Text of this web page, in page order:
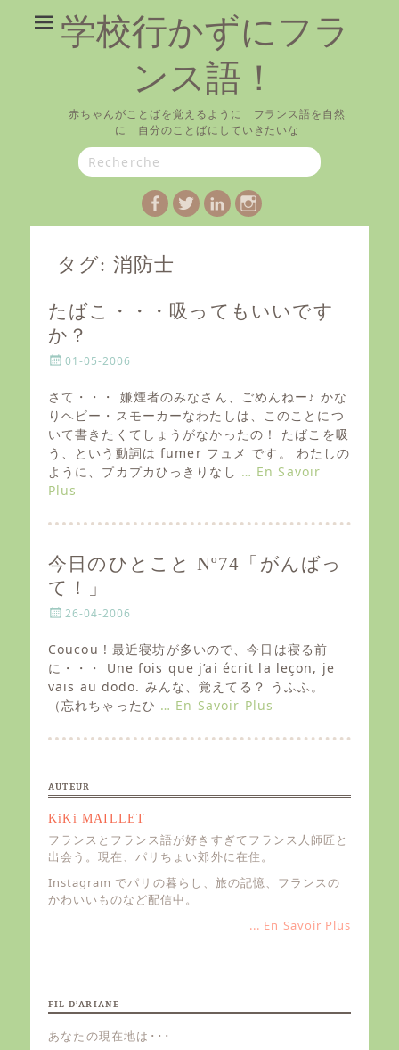
学校行かずにフラ
ンス語！
赤ちゃんがことばを覚えるように フランス語を自然
に 自分のことばにしていきたいな
Search
for:
Facebook
TwitterLinkedIn
Instagram
タグ: 消防士
たばこ・・・吸ってもいいです
か？
P
s
t
e
d
o
n
01-05-2006
さて・・・ 嫌煙者のみなさん、ごめんねー♪ かな
りヘビー・スモーカーなわたしは、このことにつ
いて書きたくてしょうがなかったの！ たばこを吸
う、という動詞は fumer フュメ です。 わたしの
ように、プカプカひっきりなし … En Savoir
Plus
今日のひとこと Nº74「がんばっ
て！」
P
s
t
e
d
26-04-2006
Coucou ! 最近寝坊が多いので、今日は寝る前
に・・・ Une fois que j’ai écrit la leçon, je
vais au dodo. みんな、覚えてる？ うふふ。
（忘れちゃったひ … En Savoir Plus
AUTEUR
KiKi MAILLET
フランスとフランス語が好きすぎてフランス人師匠と
出会う。現在、パリちょい郊外に在住。
Instagram でパリの暮らし、旅の記憶、フランスの
かわいいものなど配信中。
... En Savoir Plus
FIL D’ARIANE
あなたの現在地は･･･